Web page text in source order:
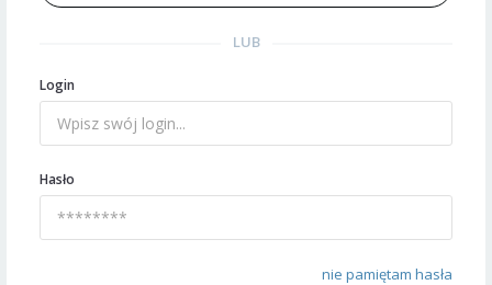
LUB
Login
Hasło
nie pamiętam hasła